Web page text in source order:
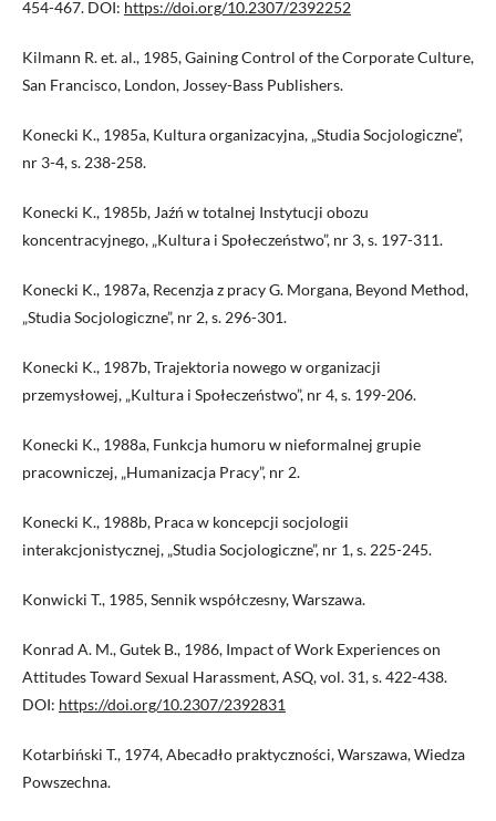
454-467. DOI: https://doi.org/10.2307/2392252
Kilmann R. et. al., 1985, Gaining Control of the Corporate Culture,
San Francisco, London, Jossey-Bass Publishers.
Konecki K., 1985a, Kultura organizacyjna, „Studia Socjologiczne”,
nr 3-4, s. 238-258.
Konecki K., 1985b, Jaźń w totalnej Instytucji obozu
koncentracyjnego, „Kultura i Społeczeństwo”, nr 3, s. 197-311.
Konecki K., 1987a, Recenzja z pracy G. Morgana, Beyond Method,
„Studia Socjologiczne”, nr 2, s. 296-301.
Konecki K., 1987b, Trajektoria nowego w organizacji
przemysłowej, „Kultura i Społeczeństwo”, nr 4, s. 199-206.
Konecki K., 1988a, Funkcja humoru w nieformalnej grupie
pracowniczej, „Humanizacja Pracy”, nr 2.
Konecki K., 1988b, Praca w koncepcji socjologii
interakcjonistycznej, „Studia Socjologiczne”, nr 1, s. 225-245.
Konwicki T., 1985, Sennik współczesny, Warszawa.
Konrad A. M., Gutek B., 1986, Impact of Work Experiences on
Attitudes Toward Sexual Harassment, ASQ, vol. 31, s. 422-438.
DOI: https://doi.org/10.2307/2392831
Kotarbiński T., 1974, Abecadło praktyczności, Warszawa, Wiedza
Powszechna.